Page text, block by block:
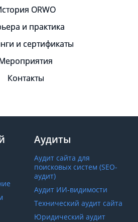
ORWO
и практика
и сертификаты
Контакты
Аудиты
Аудит сайта для
поисковых систем (SEO-
аудит)
Аудит ИИ-видимости
Технический аудит сайта
Юридический аудит